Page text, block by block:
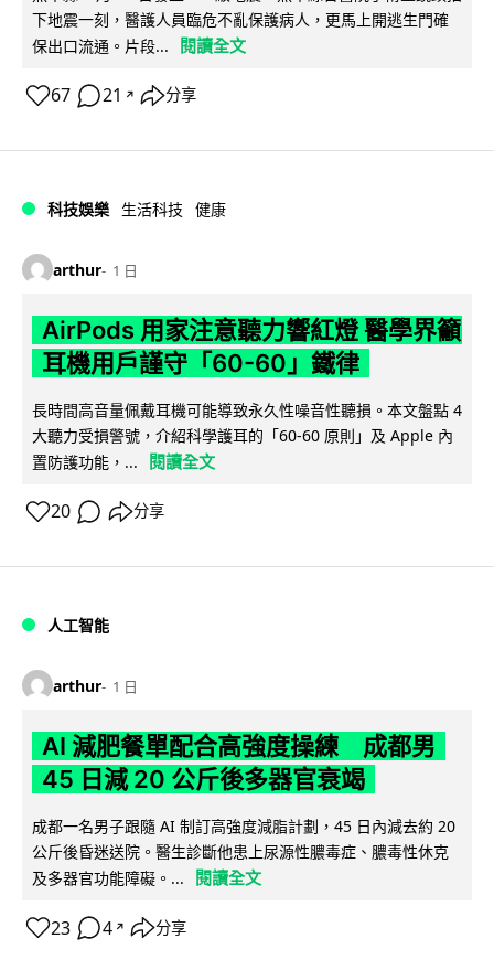
下地震一刻，醫護人員臨危不亂保護病人，更馬上開逃生門確
保出口流通。片段...
閱讀全文
67 21 ↗ 分享
科技娛樂 生活科技 健康
arthur 1 日
AirPods 用家注意聽力響紅燈 醫學界籲
耳機用戶謹守「60-60」鐵律
長時間高音量佩戴耳機可能導致永久性噪音性聽損。本文盤點 4
大聽力受損警號，介紹科學護耳的「60-60 原則」及 Apple 內
置防護功能，...
閱讀全文
20 分享
人工智能
arthur 1 日
AI 減肥餐單配合高強度操練 成都男
45 日減 20 公斤後多器官衰竭
成都一名男子跟隨 AI 制訂高強度減脂計劃，45 日內減去約 20
公斤後昏迷送院。醫生診斷他患上尿源性膿毒症、膿毒性休克
及多器官功能障礙。...
閱讀全文
23 4 ↗ 分享